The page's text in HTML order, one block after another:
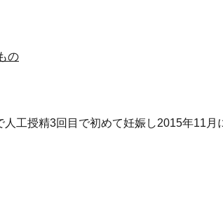
の
工授精3回目で初めて妊娠し2015年11月